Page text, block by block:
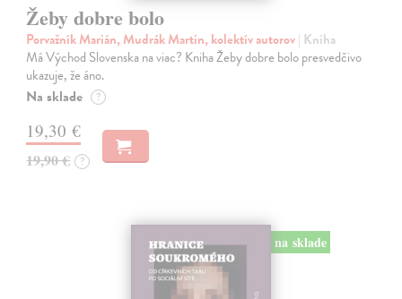
Žeby dobre bolo
Porvažník Marián, Mudrák Martin, kolektív autorov| Kniha
Má Východ Slovenska na viac? Kniha Žeby dobre bolo presvedčivo
ukazuje, že áno.
Na sklade ?
19,30 €
19,90 € ?
na sklade